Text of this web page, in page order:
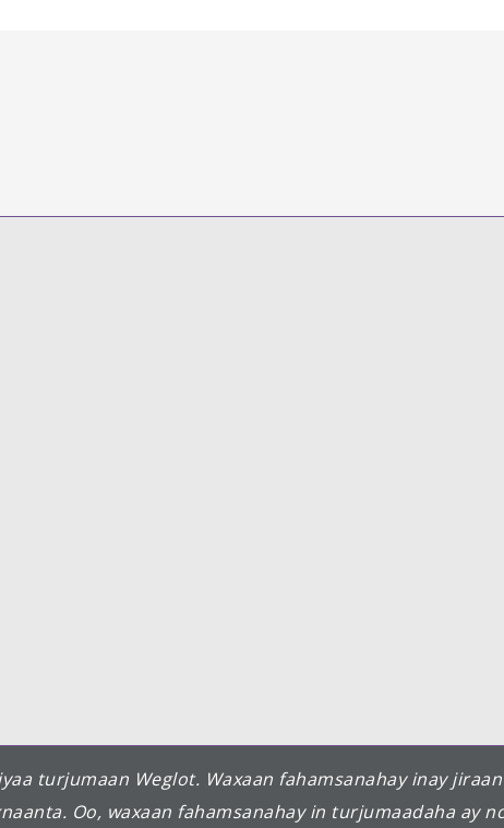
turjumaan Weglot. Waxaan fahamsanahay inay
Oo, waxaan fahamsanahay in turjumaadaha ay